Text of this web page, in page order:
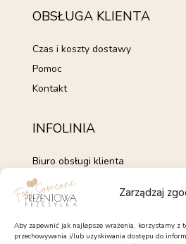
Zarządzaj
Aby zapewnić jak najlepsze wrażenia, korzystamy z
przechowywania i/lub uzyskiwania dostępu do
OBSŁUGA KLIENTA
Czas i koszty dostawy
Pomoc
Kontakt
INFOLINIA
Biuro obsługi klienta
+48 735 843 843
pon. - pt. 7:00 - 15:00
kontakt@forsomeone.pl